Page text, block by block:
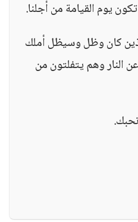
يوم القيامة من أجلنا.
كان وظل وسيظل أملك
النار وهم يتفلتون من